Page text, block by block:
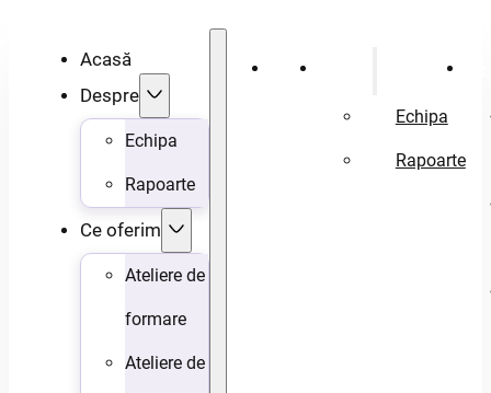
Acasă
Despre
Echipa
Rapoarte
Ce oferim
Ateliere de
formare
Ateliere de
Acasă
Echipa
Rapoarte